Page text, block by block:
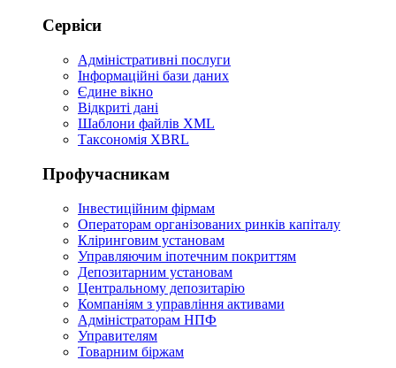
Сервіси
Адміністративні послуги
Інформаційні бази даних
Єдине вікно
Відкриті дані
Шаблони файлів XML
Таксономія XBRL
Профучасникам
Інвестиційним фірмам
Операторам організованих ринків капіталу
Кліринговим установам
Управляючим іпотечним покриттям
Депозитарним установам
Центральному депозитарію
Компаніям з управління активами
Адміністраторам НПФ
Управителям
Товарним біржам